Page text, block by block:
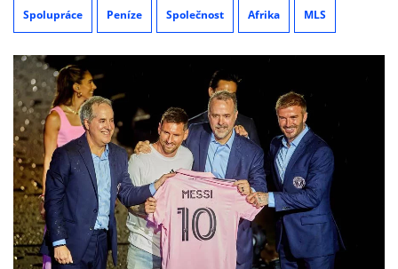
Spolupráce Peníze Společnost Afrika MLS